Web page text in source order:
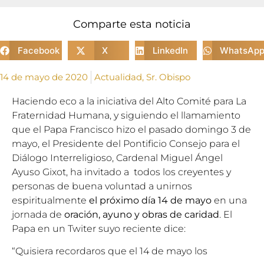
Comparte esta noticia
Facebook X LinkedIn WhatsApp
14 de mayo de 2020 Actualidad, Sr. Obispo
Haciendo eco a la iniciativa del Alto Comité para La
Fraternidad Humana, y siguiendo el llamamiento
que el Papa Francisco hizo el pasado domingo 3 de
mayo, el Presidente del Pontificio Consejo para el
Diálogo Interreligioso, Cardenal Miguel Ángel
Ayuso Gixot, ha invitado a todos los creyentes y
personas de buena voluntad a unirnos
espiritualmente el próximo día 14 de mayo en una
jornada de oración, ayuno y obras de caridad. El
Papa en un Twiter suyo reciente dice:
“Quisiera recordaros que el 14 de mayo los